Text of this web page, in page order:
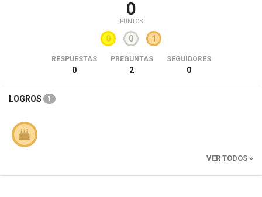
0
PUNTOS
0 0 1
RESPUESTAS
0
PREGUNTAS
2
SEGUIDORES
0
LOGROS 1
VER TODOS »